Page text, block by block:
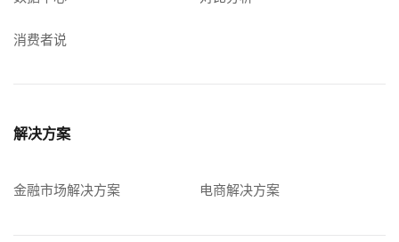
消费者说
解决方案
金融市场解决方案 电商解决方案